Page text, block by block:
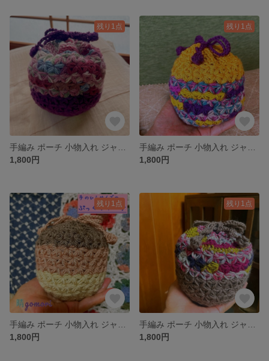
残り1点
1,800円
残り1点
1,800円
残り1点
1,800円
残り1点
1,800円